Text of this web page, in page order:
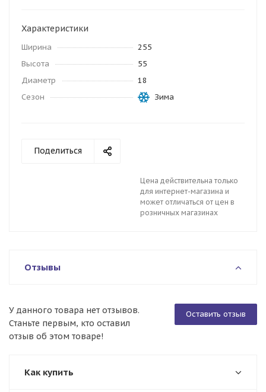
Характеристики
Ширина
255
Высота
55
Диаметр
18
Сезон
Зима
Поделиться
Цена действительна только
для интернет-магазина и
может отличаться от цен в
розничных магазинах
Отзывы
Оставить отзыв
У данного товара нет отзывов.
Станьте первым, кто оставил
отзыв об этом товаре!
Как купить